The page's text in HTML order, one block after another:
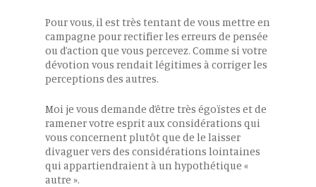
Pour vous, il est très tentant de vous mettre en
campagne pour rectifier les erreurs de pensée
ou d’action que vous percevez. Comme si votre
dévotion vous rendait légitimes à corriger les
perceptions des autres.
Moi je vous demande d’être très égoïstes et de
ramener votre esprit aux considérations qui
vous concernent plutôt que de le laisser
divaguer vers des considérations lointaines
qui appartiendraient à un hypothétique «
autre ».